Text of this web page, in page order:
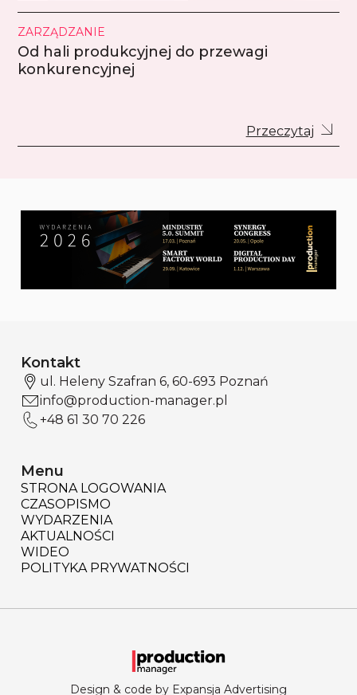
ZARZĄDZANIE
Od hali produkcyjnej do przewagi
konkurencyjnej
Przeczytaj
Kontakt
ul. Heleny Szafran 6, 60-693 Poznań
info@production-manager.pl
+48 61 30 70 226
Menu
STRONA LOGOWANIA
CZASOPISMO
WYDARZENIA
AKTUALNOŚCI
WIDEO
POLITYKA PRYWATNOŚCI
Design & code by Expansja Advertising